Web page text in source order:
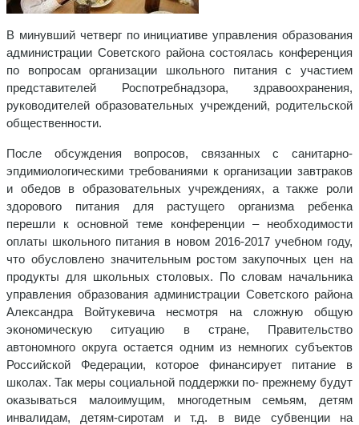
В минувший четверг по инициативе управления образования
администрации Советского района состоялась конференция
по вопросам организации школьного питания с участием
представителей Роспотребнадзора, здравоохранения,
руководителей образовательных учреждений, родительской
общественности.
После обсуждения вопросов, связанных с санитарно-
эпдимиологическими требованиями к организации завтраков
и обедов в образовательных учреждениях, а также роли
здорового питания для растущего организма ребенка
перешли к основной теме конференции – необходимости
оплаты школьного питания в новом 2016-2017 учебном году,
что обусловлено значительным ростом закупочных цен на
продукты для школьных столовых. По словам начальника
управления образования администрации Советского района
Александра Войтукевича несмотря на сложную общую
экономическую ситуацию в стране, Правительство
автономного округа остается одним из немногих субъектов
Российской Федерации, которое финансирует питание в
школах. Так меры социальной поддержки по- прежнему будут
оказываться малоимущим, многодетным семьям, детям
инвалидам, детям-сиротам и т.д. в виде субвенции на